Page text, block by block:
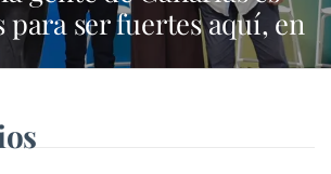
ser fuertes aquí, en
Bruselas"